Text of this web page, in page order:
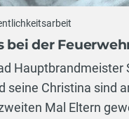
bei der
Hauptbrandmeister
seine Christina sind
Mal Eltern